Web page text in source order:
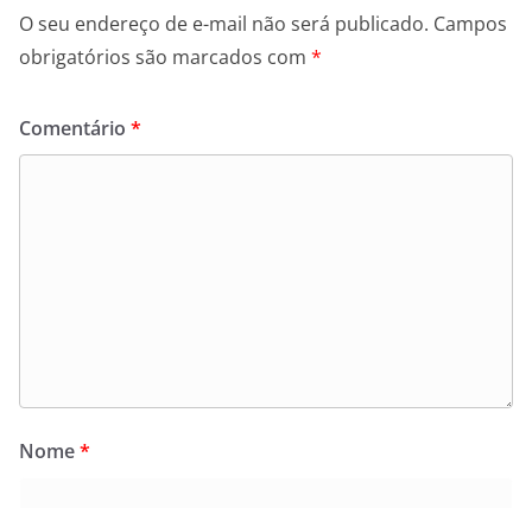
O seu endereço de e-mail não será publicado. Campos
obrigatórios são marcados com *
Comentário *
Nome*